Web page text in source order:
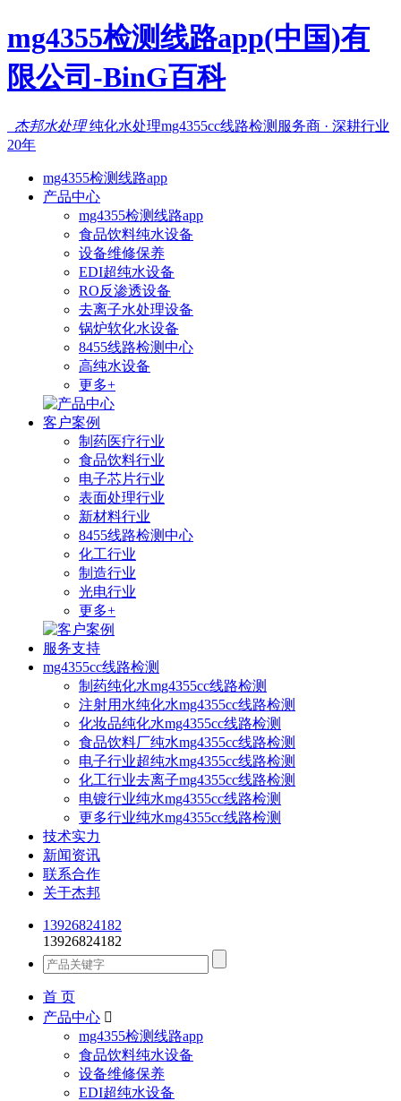
mg4355检测线路app(中国)有
限公司-BinG百科
杰邦水处理纯化水处理mg4355cc线路检测服务商 · 深耕行业
20年
mg4355检测线路app
产品中心
mg4355检测线路app
食品饮料纯水设备
设备维修保养
EDI超纯水设备
RO反渗透设备
去离子水处理设备
锅炉软化水设备
8455线路检测中心
高纯水设备
更多+
客户案例
制药医疗行业
食品饮料行业
电子芯片行业
表面处理行业
新材料行业
8455线路检测中心
化工行业
制造行业
光电行业
更多+
服务支持
mg4355cc线路检测
制药纯化水mg4355cc线路检测
注射用水纯化水mg4355cc线路检测
化妆品纯化水mg4355cc线路检测
食品饮料厂纯水mg4355cc线路检测
电子行业超纯水mg4355cc线路检测
化工行业去离子mg4355cc线路检测
电镀行业纯水mg4355cc线路检测
更多行业纯水mg4355cc线路检测
技术实力
新闻资讯
联系合作
关于杰邦
13926824182
13926824182
首 页
产品中心 
mg4355检测线路app
食品饮料纯水设备
设备维修保养
EDI超纯水设备